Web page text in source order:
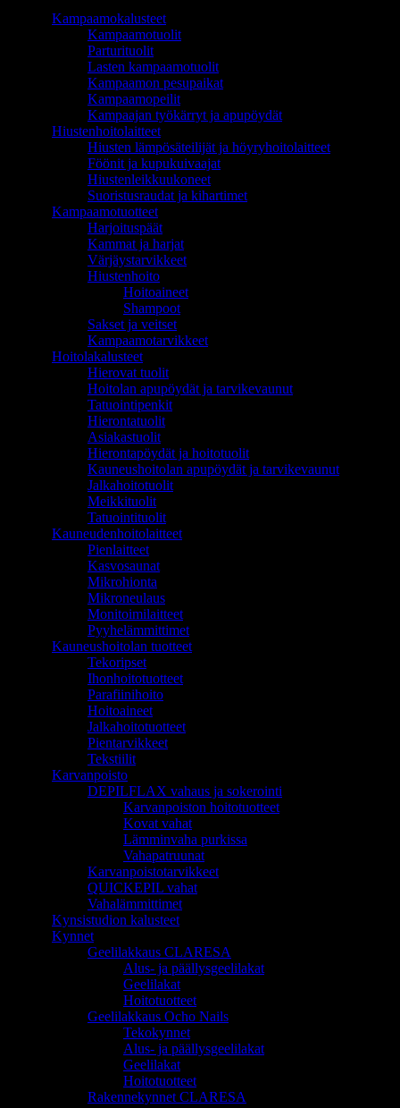
Kampaamokalusteet
Kampaamotuolit
Parturituolit
Lasten kampaamotuolit
Kampaamon pesupaikat
Kampaamopeilit
Kampaajan työkärryt ja apupöydät
Hiustenhoitolaitteet
Hiusten lämpösäteilijät ja höyryhoitolaitteet
Föönit ja kupukuivaajat
Hiustenleikkuukoneet
Suoristusraudat ja kihartimet
Kampaamotuotteet
Harjoituspäät
Kammat ja harjat
Värjäystarvikkeet
Hiustenhoito
Hoitoaineet
Shampoot
Sakset ja veitset
Kampaamotarvikkeet
Hoitolakalusteet
Hierovat tuolit
Hoitolan apupöydät ja tarvikevaunut
Tatuointipenkit
Hierontatuolit
Asiakastuolit
Hierontapöydät ja hoitotuolit
Kauneushoitolan apupöydät ja tarvikevaunut
Jalkahoitotuolit
Meikkituolit
Tatuointituolit
Kauneudenhoitolaitteet
Pienlaitteet
Kasvosaunat
Mikrohionta
Mikroneulaus
Monitoimilaitteet
Pyyhelämmittimet
Kauneushoitolan tuotteet
Tekoripset
Ihonhoitotuotteet
Parafiinihoito
Hoitoaineet
Jalkahoitotuotteet
Pientarvikkeet
Tekstiilit
Karvanpoisto
DEPILFLAX vahaus ja sokerointi
Karvanpoiston hoitotuotteet
Kovat vahat
Lämminvaha purkissa
Vahapatruunat
Karvanpoistotarvikkeet
QUICKEPIL vahat
Vahalämmittimet
Kynsistudion kalusteet
Kynnet
Geelilakkaus CLARESA
Alus- ja päällysgeelilakat
Geelilakat
Hoitotuotteet
Geelilakkaus Ocho Nails
Tekokynnet
Alus- ja päällysgeelilakat
Geelilakat
Hoitotuotteet
Rakennekynnet CLARESA